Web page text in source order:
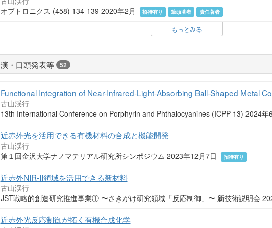
オプトロニクス (458) 134-139 2020年2月
招待有り 筆頭著者 責任著者
もっとみる
・口頭発表等 52
Functional Integration of Near-Infrared-Light-Absorbing Ball-Shaped Metal
古山渓行
13th International Conference on Porphyrin and Phthalocyanines (ICPP-13) 2024年
近赤外光を活用できる有機材料の合成と機能開発
古山渓行
第１回金沢大学ナノマテリアル研究所シンポジウム 2023年12月7日
招待有り
近赤外NIR-II領域を活用できる新材料
古山渓行
JST戦略的創造研究推進事業① 〜さきがけ研究領域「反応制御」〜 新技術説明会
近赤外光反応制御が拓く有機合成化学